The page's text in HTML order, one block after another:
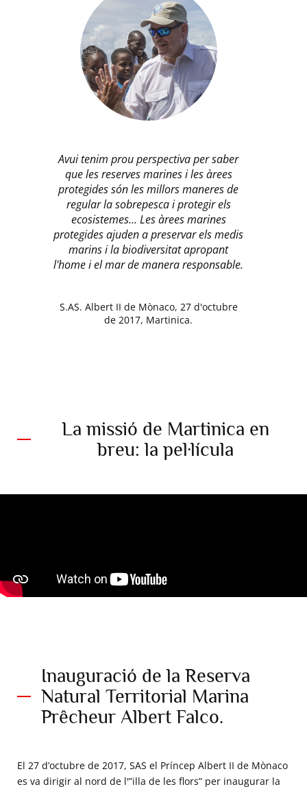
Avui tenim prou perspectiva per saber
que les reserves marines i les àrees
protegides són les millors maneres de
regular la sobrepesca i protegir els
ecosistemes... Les àrees marines
protegides ajuden a preservar els medis
marins i la biodiversitat apropant
l'home i el mar de manera responsable.
S.AS. Albert II de Mònaco, 27 d'octubre
de 2017, Martinica.
La missió de Martinica en
breu: la pel·lícula
Inauguració de la Reserva
Natural Territorial Marina
Prêcheur Albert Falco.
El 27 d’octubre de 2017, SAS el Príncep Albert II de Mònaco
es va dirigir al nord de l'”illa de les flors” per inaugurar la